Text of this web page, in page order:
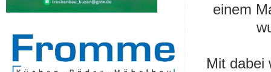
einem
Mit dabei